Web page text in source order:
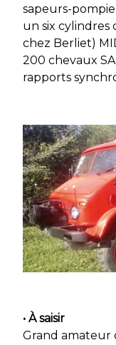
sapeurs-
un six cylindres
chez Berliet)
200 chevaux
rapports
• À saisir
Grand amateur